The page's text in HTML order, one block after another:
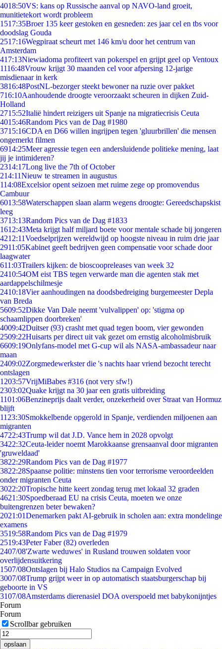
4018:50VS: kans op Russische aanval op NAVO-land groeit,
munitietekort wordt probleem
1517:35Broer 135 keer gestoken en gesneden: zes jaar cel en tbs voor
doodslag Gouda
2517:16Wegpiraat scheurt met 146 km/u door het centrum van
Amsterdam
417:13Niewiadoma profiteert van pokerspel en grijpt geel op Ventoux
1116:48Vrouw krijgt 30 maanden cel voor afpersing 12-jarige
misdienaar in kerk
3816:48PostNL-bezorger steekt bewoner na ruzie over pakket
716:10Aanhoudende droogte veroorzaakt scheuren in dijken Zuid-
Holland
2715:52Italië hindert reizigers uit Spanje na migratiecrisis Ceuta
4015:46Random Pics van de Dag #1980
3715:16CDA en D66 willen ingrijpen tegen 'gluurbrillen' die mensen
ongemerkt filmen
6914:25Meer agressie tegen een andersluidende politieke mening, laat
jij je intimideren?
2314:17Long live the 7th of October
214:11Nieuw te streamen in augustus
114:08Excelsior opent seizoen met ruime zege op promovendus
Cambuur
6013:58Waterschappen slaan alarm wegens droogte: Gereedschapskist
leeg
3713:13Random Pics van de Dag #1833
1612:43Meta krijgt half miljard boete voor mentale schade bij jongeren
4212:11Voedselprijzen wereldwijd op hoogste niveau in ruim drie jaar
2911:05Kabinet geeft bedrijven geen compensatie voor schade door
laagwater
611:03Trailers kijken: de bioscoopreleases van week 32
2410:54OM eist TBS tegen verwarde man die agenten stak met
aardappelschilmesje
2410:18Vier aanhoudingen na doodsbedreiging burgemeester Depla
van Breda
5609:52Dikke Van Dale neemt 'vulvalippen' op: 'stigma op
schaamlippen doorbreken'
4009:42Duitser (93) crasht met quad tegen boom, vier gewonden
2509:22Huisarts per direct uit vak gezet om ernstig alcoholmisbruik
6609:19Onlyfans-model met G-cup wil als NASA-ambassadeur naar
maan
2409:02Zorgmedewerkster die 's nachts haar vriend bezocht terecht
ontslagen
1203:57VrijMiBabes #316 (not very sfw!)
2303:02Quake krijgt na 30 jaar een gratis uitbreiding
1101:06Benzineprijs daalt verder, onzekerheid over Straat van Hormuz
blijft
11 23:30Smokkelbende opgerold in Spanje, verdienden miljoenen aan
migranten
4722:43Trump wil dat J.D. Vance hem in 2028 opvolgt
3422:32Ceuta-leider noemt Marokkaanse grensaanval door migranten
'gruweldaad'
3822:29Random Pics van de Dag #1977
3822:28Spaanse politie: minstens tien voor terrorisme veroordeelden
onder migranten Ceuta
3022:20Tropische hitte keert zondag terug met lokaal 32 graden
4621:30Spoedberaad EU na crisis Ceuta, moeten we onze
buitengrenzen beter bewaken?
2021:01Denemarken pakt AI-gebruik in scholen aan: extra mondelinge
examens
3519:58Random Pics van de Dag #1979
2519:43Peter Faber (82) overleden
2407/08'Zwarte weduwes' in Rusland trouwen soldaten voor
overlijdensuitkering
1507/08Ontslagen bij Halo Studios na Campaign Evolved
3007/08Trump grijpt weer in op automatisch staatsburgerschap bij
geboorte in VS
3107/08Amsterdams dierenasiel DOA overspoeld met babykonijntjes
Forum
Forum
Scrollbar gebruiken
opslaan